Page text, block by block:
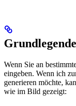
Wenn Sie an
eingeben. Wenn ich
generieren möchte,
wie im Bild gezeigt: